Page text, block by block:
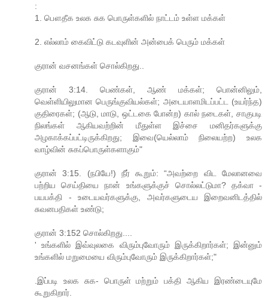
:
1. பௌதீக உலக சுக பொருள்களில் நாட்டம் உள்ள மக்கள்
2. எல்லாம் கைவிட்டு கடவுளின் அன்பைக் பெரும் மக்கள்
குரான் வசனங்கள் சொல்கிறது..
குரான் 3:14. பெண்கள், ஆண் மக்கள்; பொன்னிலும்,
வெள்ளியிலுமான பெருங்குவியல்கள்; அடையாளமிடப்பட்ட (உயர்ந்த)
குதிரைகள்; (ஆடு, மாடு, ஒட்டகை போன்ற) கால் நடைகள், சாகுபடி
நிலங்கள் ஆகியவற்றின் மீதுள்ள இச்சை மனிதர்களுக்கு
அழகாக்கப்பட்டிருக்கிறது; இவை(யெல்லாம் நிலையற்ற) உலக
வாழ்வின் சுகப்பொருள்களாகும்"
குரான் 3:15. (நபியே!) நீர் கூறும்: “அவற்றை விட மேலானவை
பற்றிய செய்தியை நான் உங்களுக்குச் சொல்லட்டுமா? தக்வா -
பயபக்தி - உடையவர்களுக்கு, அவர்களுடைய இறைவனிடத்தில்
சுவனபதிகள் உண்டு;
குரான் 3:152 சொல்கிறது....
' உங்களில் இவ்வுலகை விரும்புவோரும் இருக்கிறார்கள்; இன்னும்
உங்களில் மறுமையை விரும்புவோரும் இருக்கிறார்கள்;"
.இப்படி உலக சுக- பொருள் மற்றும் பக்தி ஆகிய இரண்டையுமே
கூறுகிறார்.